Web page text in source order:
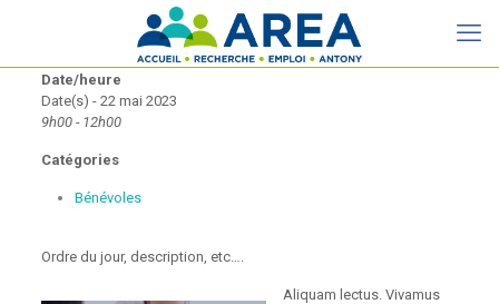
Date/heure
Date(s) - 22 mai 2023
9h00 - 12h00
Catégories
Bénévoles
Ordre du jour, description, etc….
Aliquam lectus. Vivamus